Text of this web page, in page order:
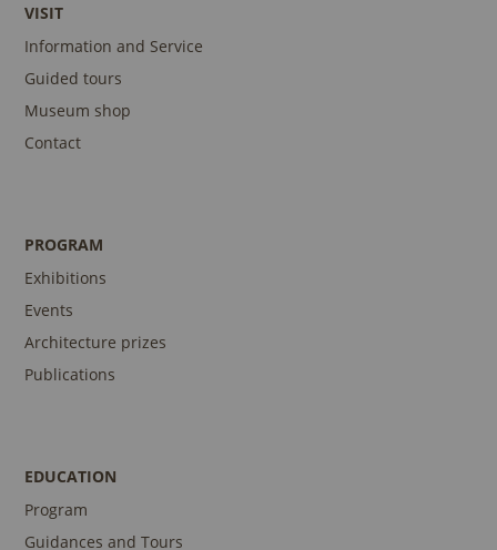
VISIT
Information and Service
Guided tours
Museum shop
Contact
PROGRAM
Exhibitions
Events
Architecture prizes
Publications
EDUCATION
Program
Guidances and Tours